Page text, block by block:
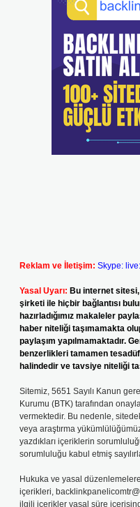
Reklam ve İletişim: Skype:
Yasal Uyarı: Bu internet
şirketi ile hiçbir bağlantısı
hazırladığımız makaleler
haber niteliği taşımamakta
paylaşım yapılmamaktadır.
benzerlikleri tamamen
halindedir ve tavsiye niteliği
Sitemiz, 5651 Sayılı Kanun
Kurumu (BTK) tarafından
vermektedir. Bu nedenle,
veya araştırma
yazdıkları içeriklerin
sorumluluğu kabul etmiş
Hukuka ve yasal
içerikleri,
ilgili içerikler yasal süre